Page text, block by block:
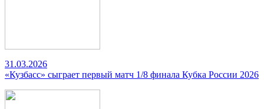
31.03.2026
«Кузбасс» сыграет первый матч 1/8 финала Кубка России 2026